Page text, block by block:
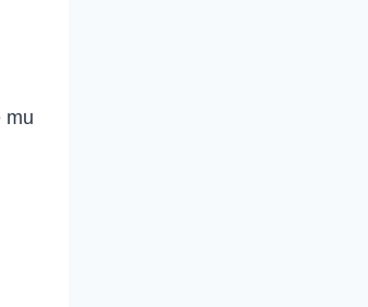
mu